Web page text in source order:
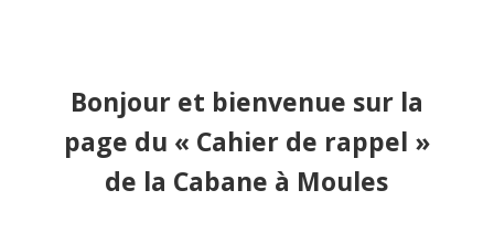
Bonjour et bienvenue sur la
page du « Cahier de rappel »
de la Cabane à Moules